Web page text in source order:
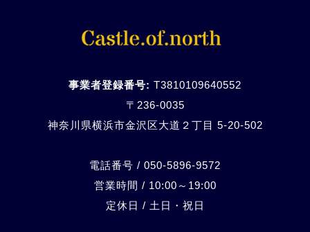
事業者登録番号: T3810109640552
〒236-0035
神奈川県横浜市金沢区大道２丁目 5-20-502
電話番号 / 050-5896-9572
営業時間 / 10:00～19:00
定休日 / 土日・祝日